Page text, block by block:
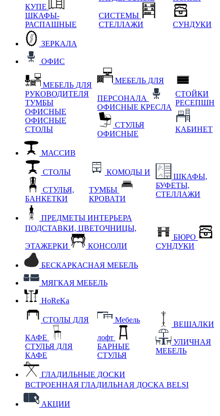
КУПЕ
ШКАФЫ-
РАСПАШНЫЕ
СИСТЕМЫ
СТЕЛЛАЖИ
СУНДУКИ
ЗЕРКАЛА
ОФИС
МЕБЕЛЬ ДЛЯ
РУКОВОДИТЕЛЯ
ТУМБЫ
ОФИСНЫЕ
ОФИСНЫЕ
СТОЛЫ
МЕБЕЛЬ ДЛЯ
ПЕРСОНАЛА
ОФИСНЫЕ КРЕСЛА
СТУЛЬЯ
ОФИСНЫЕ
СТОЙКИ
РЕСЕПШН
КАБИНЕТ
МАССИВ
СТОЛЫ
СТУЛЬЯ,
БАНКЕТКИ
КОМОДЫ И
ТУМБЫ
КРОВАТИ
ШКАФЫ,
БУФЕТЫ,
СТЕЛЛАЖИ
ПРЕДМЕТЫ ИНТЕРЬЕРА
ПОДСТАВКИ, ЦВЕТОЧНИЦЫ,
ЭТАЖЕРКИ КОНСОЛИ
БЮРО
СУНДУКИ
БЕСКАРКАСНАЯ МЕБЕЛЬ
МЯГКАЯ МЕБЕЛЬ
HoReKa
СТОЛЫ ДЛЯ
КАФЕ
СТУЛЬЯ ДЛЯ
КАФЕ
Мебель
лофт
БАРНЫЕ
СТУЛЬЯ
ВЕШАЛКИ
УЛИЧНАЯ
МЕБЕЛЬ
ГЛАДИЛЬНЫЕ ДОСКИ
ВСТРОЕННАЯ ГЛАДИЛЬНАЯ ДОСКА BELSI
АКЦИИ